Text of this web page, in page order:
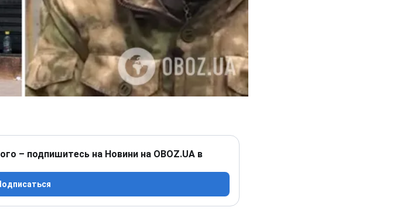
– подпишитесь на Новини на OBOZ.UA в